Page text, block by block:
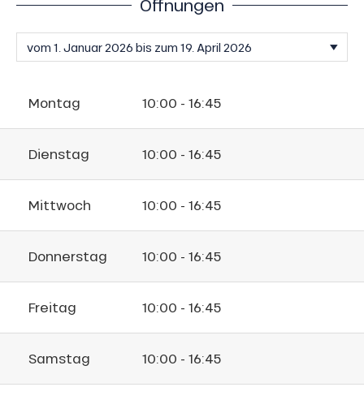
Öffnungen
Montag 10:00 - 16:45
Dienstag 10:00 - 16:45
Mittwoch 10:00 - 16:45
Donnerstag 10:00 - 16:45
Freitag 10:00 - 16:45
Samstag 10:00 - 16:45